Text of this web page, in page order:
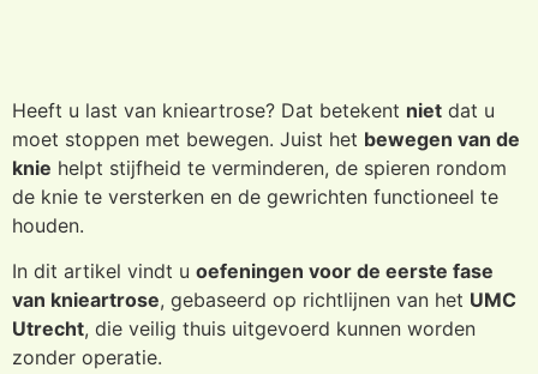
Heeft u last van knieartrose? Dat betekent niet dat u
moet stoppen met bewegen. Juist het bewegen van de
knie helpt stijfheid te verminderen, de spieren rondom
de knie te versterken en de gewrichten functioneel te
houden.
In dit artikel vindt u oefeningen voor de eerste fase
van knieartrose, gebaseerd op richtlijnen van het UMC
Utrecht, die veilig thuis uitgevoerd kunnen worden
zonder operatie.